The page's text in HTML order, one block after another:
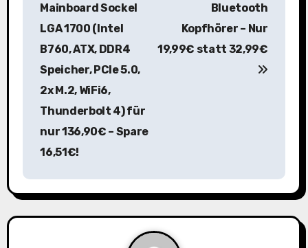
n
a
Mainboard Sockel
LGA 1700 (Intel
B760, ATX, DDR4
Speicher, PCIe 5.0,
2x M.2, WiFi6,
Thunderbolt 4) für
nur 136,90€ – Spare
16,51€!
Bluetooth
Kopfhörer – Nur
19,99€ statt 32,99€